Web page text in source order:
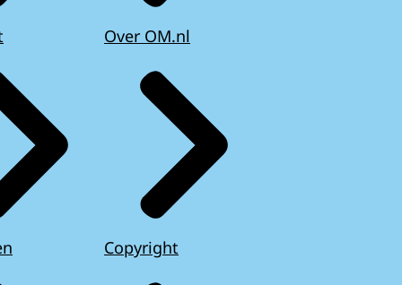
Over OM.nl
Copyright